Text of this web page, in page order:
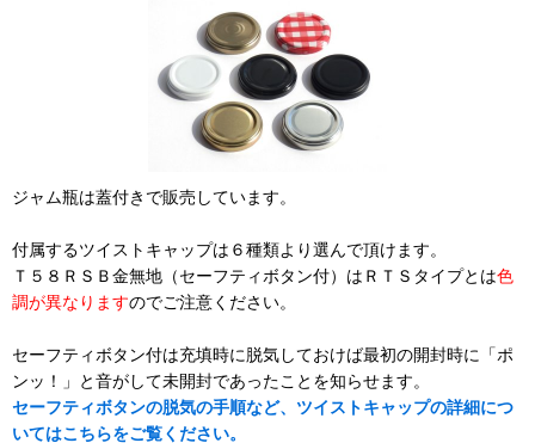
ジャム瓶は蓋付きで販売しています。
付属するツイストキャップは６種類より選んで頂けます。
Ｔ５８ＲＳＢ金無地（セーフティボタン付）はＲＴＳタイプとは色
調が異なりますのでご注意ください。
セーフティボタン付は充填時に脱気しておけば最初の開封時に「ポ
ンッ！」と音がして未開封であったことを知らせます。
セーフティボタンの脱気の手順など、ツイストキャップの詳細につ
いてはこちらをご覧ください。